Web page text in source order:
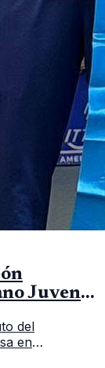
Juvenil
del
en